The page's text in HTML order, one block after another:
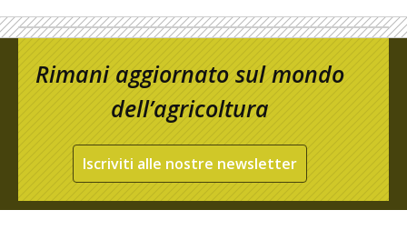
Rimani aggiornato sul mondo
dell’agricoltura
Iscriviti alle nostre newsletter